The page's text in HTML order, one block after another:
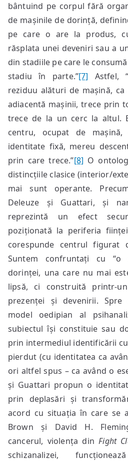
bântuind pe corpul fără
de mașinile de dorință,
pe care o are la produs,
răsplata unei deveniri sau a
din stadiile pe care le
stadiu în parte.”[7] Astfel,
reziduu alături de mașină, ca
adiacentă mașinii, trece prin
trece de la un cerc la altul.
centru, ocupat de
identitate fixă, mereu
prin care trece.”[8] O
distincțiile clasice (interior/
mai sunt operante.
Deleuze și Guattari, și
reprezintă un efect
poziționată la periferia
corespunde centrul figurat
Suntem confruntați cu “o
dorinței, una care nu mai
lipsă, ci construită printr-
prezenței și devenirii. Spre
model oedipian al
subiectul își constituie sau
prin intermediul identificării
pierdut (cu identitatea ca
ori altfel spus – ca având o
și Guattari propun o
prin deplasări și
acord cu situația în care se
Brown și David H.
cancerul, violența dinFight
schizanalizei,